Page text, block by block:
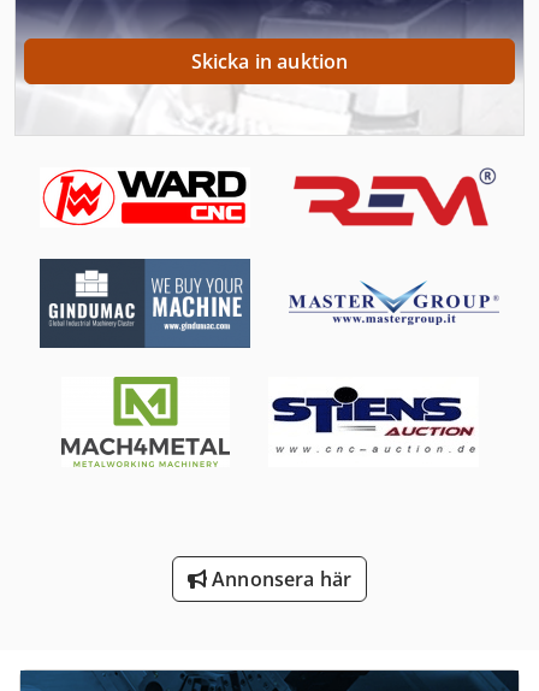
International 584
Kapsågar För Metall
Kgs 1670
Ng 200
Transport Vagn
V-Bälte
Ved-Begäranden
Verktyg För Träbearbetning
Skicka in auktion
Annonsera här